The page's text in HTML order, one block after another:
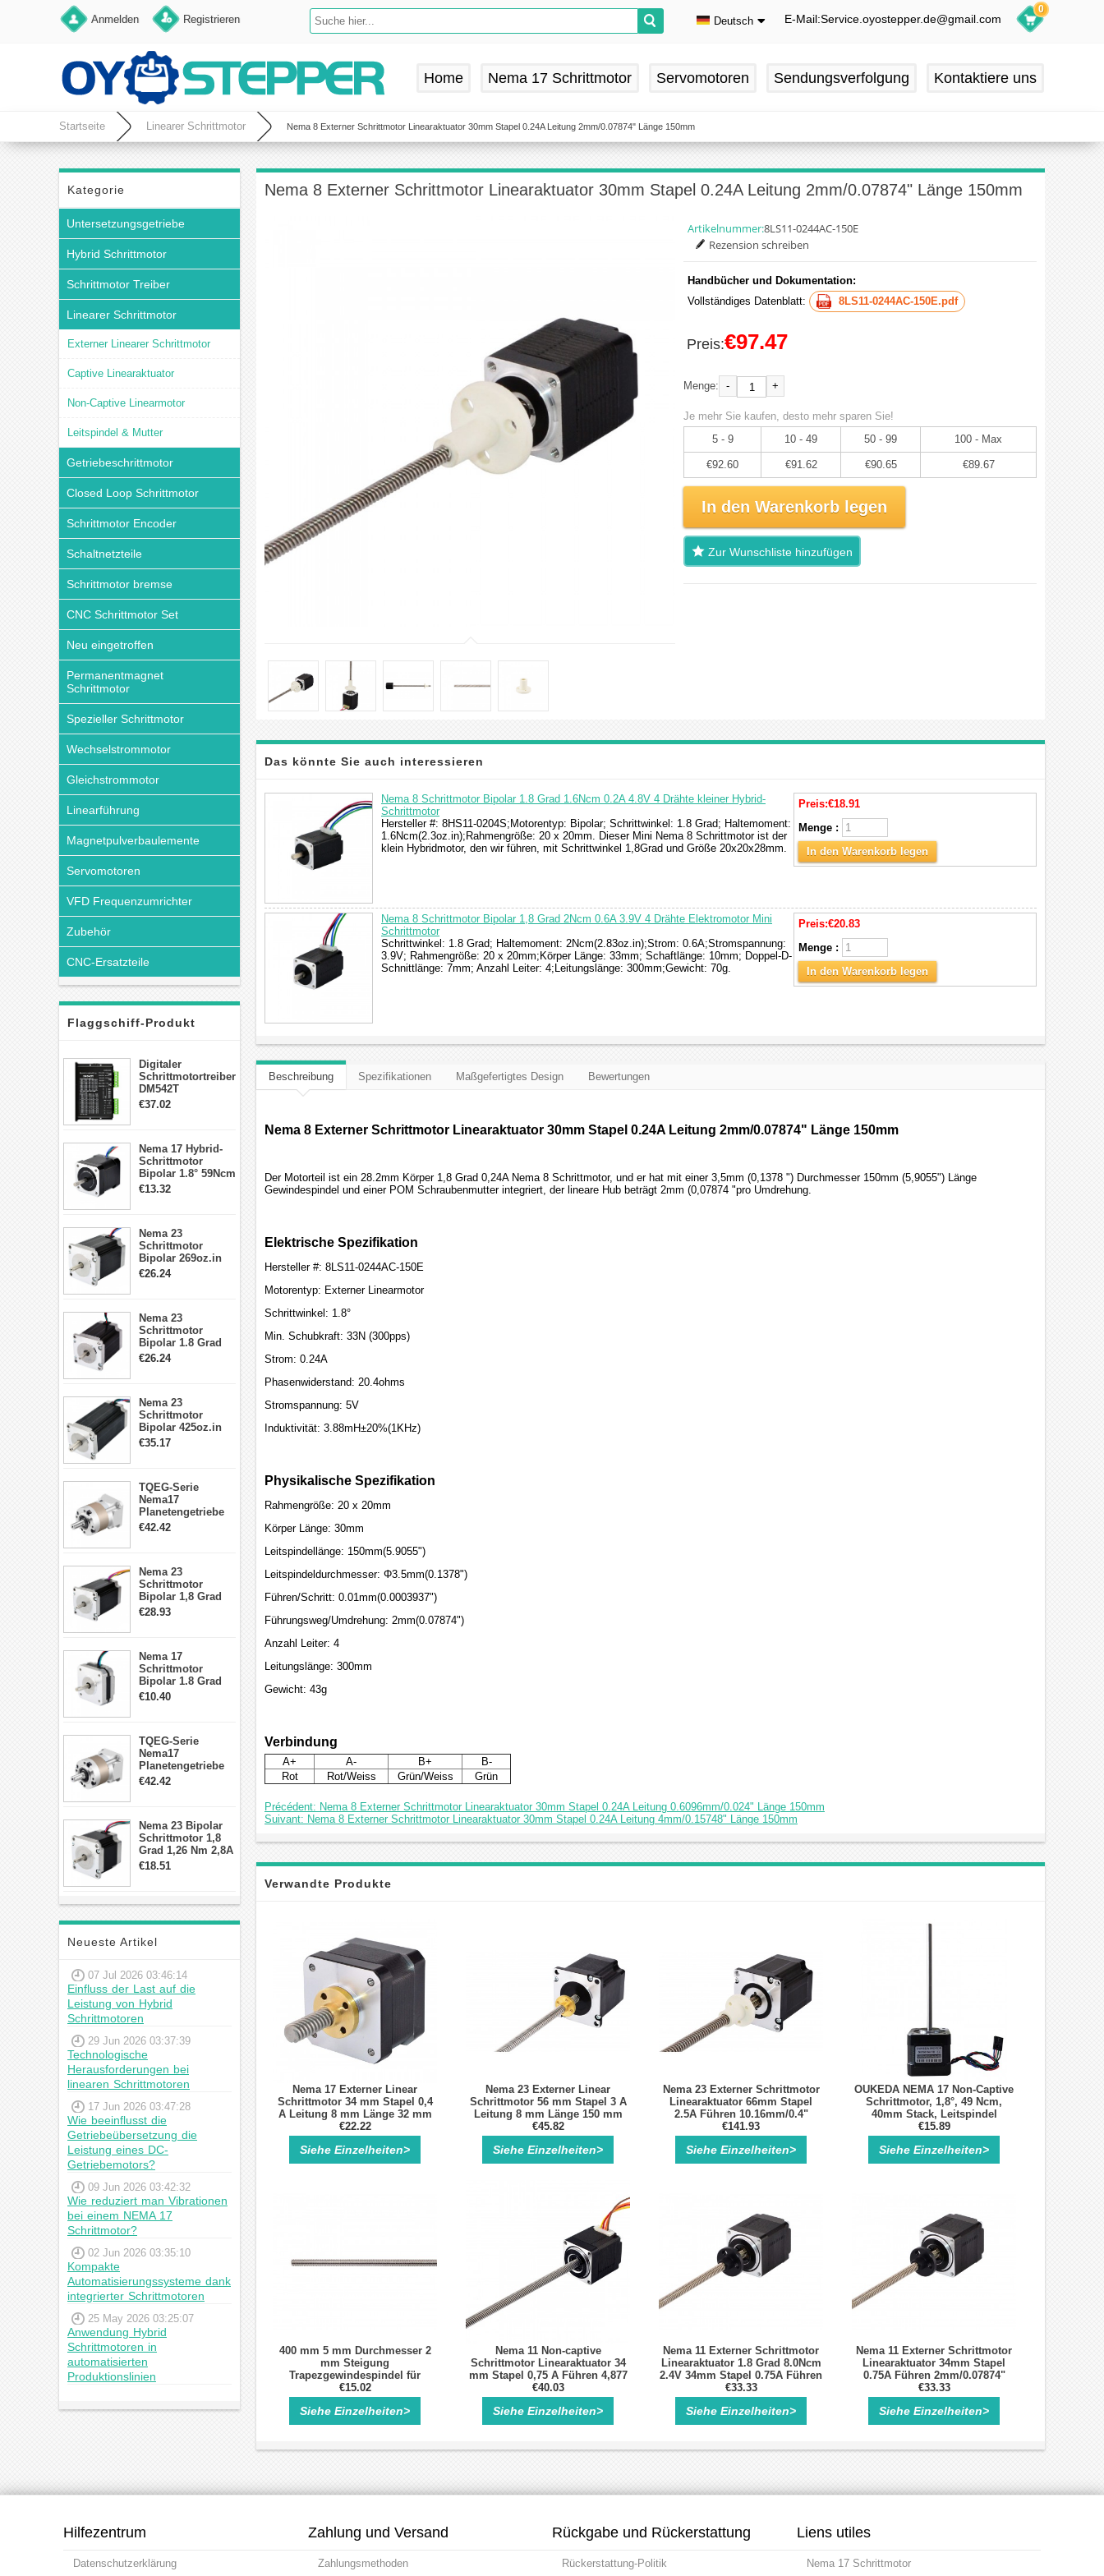
Anmelden Registrieren Deutsch
Deutsch
E-Mail:Service.oyostepper.de@gmail.com
0
Home Nema 17 Schrittmotor Servomotoren Sendungsverfolgung Kontaktiere uns
Startseite Linearer Schrittmotor Nema 8 Externer Schrittmotor Linearaktuator 30mm Stapel 0.24A Leitung 2mm/0.07874" Länge 150mm
Kategorie
Untersetzungsgetriebe
Hybrid Schrittmotor
Schrittmotor Treiber
Linearer Schrittmotor
Externer Linearer Schrittmotor
Captive Linearaktuator
Non-Captive Linearmotor
Leitspindel & Mutter
Getriebeschrittmotor
Closed Loop Schrittmotor
Schrittmotor Encoder
Schaltnetzteile
Schrittmotor bremse
CNC Schrittmotor Set
Neu eingetroffen
Permanentmagnet
Schrittmotor
Spezieller Schrittmotor
Wechselstrommotor
Gleichstrommotor
Linearführung
Magnetpulverbaulemente
Servomotoren
VFD Frequenzumrichter
Zubehör
CNC-Ersatzteile
Flaggschiff-Produkt
Digitaler
Schrittmotortreiber
DM542T
Schrittmotor
Schrittmotor
€37.02
Nema 17 Hybrid-
Schrittmotor
Bipolar 1.8° 59Ncm
2A 4 Drähte mit 1m
€13.32
Nema 23
Schrittmotor
Bipolar 269oz.in
2,8A 57x57x76mm
€26.24
Nema 23
Schrittmotor
Bipolar 1.8 Grad
1.9Nm 3A 3.36V 4
€26.24
Nema 23
Schrittmotor
Bipolar 425oz.in
4.2A 57x57x114mm
€35.17
TQEG-Serie
Nema17
Planetengetriebe
5:1 Spiel 15Arc-
€42.42
Nema 23
Schrittmotor
Bipolar 1,8 Grad
2,83Nm 4 A 2,26V
€28.93
Nema 17
Schrittmotor
Bipolar 1.8 Grad
8.7Ncm 1A 3.5V 4
€10.40
TQEG-Serie
Nema17
Planetengetriebe
10:1 Spiel 15Arc-
€42.42
Nema 23 Bipolar
Schrittmotor 1,8
Grad 1,26 Nm 2,8A
2,5V 4 Drähte
€18.51
Neueste Artikel
07 Jul 2026 03:46:14
Einfluss der Last auf die
Leistung von Hybrid
Schrittmotoren
29 Jun 2026 03:37:39
Technologische
Herausforderungen bei
linearen Schrittmotoren
17 Jun 2026 03:47:28
Wie beeinflusst die
Getriebeübersetzung die
Leistung eines DC-
Getriebemotors?
09 Jun 2026 03:42:32
Wie reduziert man Vibrationen
bei einem NEMA 17
Schrittmotor?
02 Jun 2026 03:35:10
Kompakte
Automatisierungssysteme dank
integrierter Schrittmotoren
25 May 2026 03:25:07
Anwendung Hybrid
Schrittmotoren in
automatisierten
Produktionslinien
Nema 8 Externer Schrittmotor Linearaktuator 30mm Stapel 0.24A Leitung 2mm/0.07874" Länge 150mm
Artikelnummer:8LS11-0244AC-150E
Rezension schreiben
Handbücher und Dokumentation:
Vollständiges Datenblatt:
8LS11-0244AC-150E.pdf
Preis:€97.47
Menge: - +
Je mehr Sie kaufen, desto mehr sparen Sie!
5 - 9
10 - 49 50 - 99 100 - Max
€92.60 €91.62 €90.65 €89.67
In den Warenkorb legen
Zur Wunschliste hinzufügen
Das könnte Sie auch interessieren
Nema 8 Schrittmotor Bipolar 1.8 Grad 1.6Ncm 0.2A 4.8V 4 Drähte kleiner Hybrid-
Schrittmotor
Hersteller #: 8HS11-0204S;Motorentyp: Bipolar; Schrittwinkel: 1.8 Grad; Haltemoment:
1.6Ncm(2.3oz.in);Rahmengröße: 20 x 20mm. Dieser Mini Nema 8 Schrittmotor ist der
klein Hybridmotor, den wir führen, mit Schrittwinkel 1,8Grad und Größe 20x20x28mm.
Preis:€18.91
Menge :
In den Warenkorb legen
Nema 8 Schrittmotor Bipolar 1,8 Grad 2Ncm 0.6A 3.9V 4 Drähte Elektromotor Mini
Schrittmotor
Schrittwinkel: 1.8 Grad; Haltemoment: 2Ncm(2.83oz.in);Strom: 0.6A;Stromspannung:
3.9V; Rahmengröße: 20 x 20mm;Körper Länge: 33mm; Schaftlänge: 10mm; Doppel-D-
Schnittlänge: 7mm; Anzahl Leiter: 4;Leitungslänge: 300mm;Gewicht: 70g.
Preis:€20.83
Menge :
In den Warenkorb legen
Beschreibung Spezifikationen Maßgefertigtes Design Bewertungen
Nema 8 Externer Schrittmotor Linearaktuator 30mm Stapel 0.24A Leitung 2mm/0.07874" Länge 150mm
Der Motorteil ist ein 28.2mm Körper 1,8 Grad 0,24A Nema 8 Schrittmotor, und er hat mit einer 3,5mm (0,1378 ") Durchmesser 150mm (5,9055") Länge
Gewindespindel und einer POM Schraubenmutter integriert, der lineare Hub beträgt 2mm (0,07874 "pro Umdrehung.
Elektrische Spezifikation
Hersteller #: 8LS11-0244AC-150E
Motorentyp: Externer Linearmotor
Schrittwinkel: 1.8°
Min. Schubkraft: 33N (300pps)
Strom: 0.24A
Phasenwiderstand: 20.4ohms
Stromspannung: 5V
Induktivität: 3.88mH±20%(1KHz)
Physikalische Spezifikation
Rahmengröße: 20 x 20mm
Körper Länge: 30mm
Leitspindellänge: 150mm(5.9055")
Leitspindeldurchmesser: Φ3.5mm(0.1378")
Führen/Schritt: 0.01mm(0.0003937")
Führungsweg/Umdrehung: 2mm(0.07874")
Anzahl Leiter: 4
Leitungslänge: 300mm
Gewicht: 43g
Verbindung
A+ A- B+
B-
Rot
Rot/Weiss Grün/Weiss Grün
Précédent: Nema 8 Externer Schrittmotor Linearaktuator 30mm Stapel 0.24A Leitung 0.6096mm/0.024" Länge 150mm
Suivant: Nema 8 Externer Schrittmotor Linearaktuator 30mm Stapel 0.24A Leitung 4mm/0.15748" Länge 150mm
Verwandte Produkte
Nema 17 Externer Linear
Schrittmotor 34 mm Stapel 0,4
A Leitung 8 mm Länge 32 mm
für DIY 3D Drucker Kits
€22.22
Siehe Einzelheiten>
Nema 23 Externer Linear
Schrittmotor 56 mm Stapel 3 A
Leitung 8 mm Länge 150 mm
Bipolar 1.3Nm 3.3V
Schrittmotor Linearaktuator
€45.82
Siehe Einzelheiten>
Nema 23 Externer Schrittmotor
Linearaktuator 66mm Stapel
2.5A Führen 10.16mm/0.4"
Länge 250mm
€141.93
Siehe Einzelheiten>
OUKEDA NEMA 17 Non-Captive
Schrittmotor, 1,8°, 49 Ncm,
40mm Stack, Leitspindel
110mm
€15.89
Siehe Einzelheiten>
400 mm 5 mm Durchmesser 2
mm Steigung
Trapezgewindespindel für
Schrittmotor
€15.02
Siehe Einzelheiten>
Nema 11 Non-captive
Schrittmotor Linearaktuator 34
mm Stapel 0,75 A Führen 4,877
mm Länge 150 mm
€40.03
Siehe Einzelheiten>
Nema 11 Externer Schrittmotor
Linearaktuator 1.8 Grad 8.0Ncm
2.4V 34mm Stapel 0.75A Führen
0.635mm/0.025" Länge 100mm
€33.33
Siehe Einzelheiten>
Nema 11 Externer Schrittmotor
Linearaktuator 34mm Stapel
0.75A Führen 2mm/0.07874"
Länge 100mm
€33.33
Siehe Einzelheiten>
Hilfezentrum
Datenschutzerklärung
Zahlung und Versand
Zahlungsmethoden
Rückgabe und Rückerstattung
Rückerstattung-Politik
Liens utiles
Nema 17 Schrittmotor